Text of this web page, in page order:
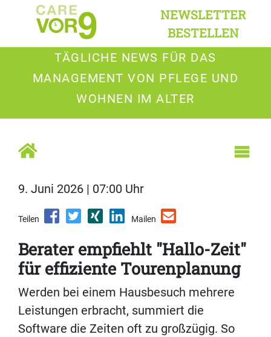
NEWSLETTER
BESTELLEN
TÄGLICHE NEWS FÜR DAS
MANAGEMENT VON PFLEGE UND
WOHNEN IM ALTER
9. Juni 2026 | 07:00 Uhr
Teilen Mailen
Berater empfiehlt "Hallo-Zeit"
für effiziente Tourenplanung
Werden bei einem Hausbesuch mehrere
Leistungen erbracht, summiert die
Software die Zeiten oft zu großzügig. So